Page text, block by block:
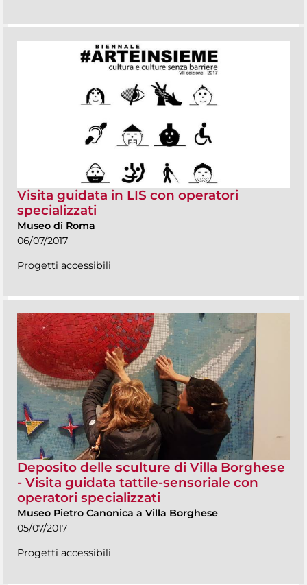
Visita guidata in LIS con operatori
specializzati
Museo di Roma
06/07/2017
Progetti accessibili
Deposito delle sculture di Villa Borghese
- Visita guidata tattile-sensoriale con
operatori specializzati
Museo Pietro Canonica a Villa Borghese
05/07/2017
Progetti accessibili